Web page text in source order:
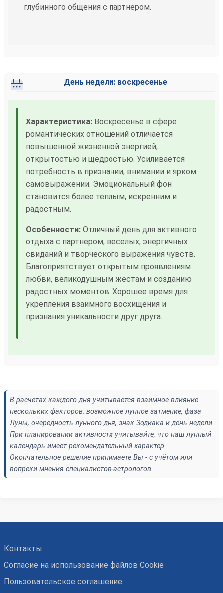
глубинного общения с партнером.
День недели: воскресенье
Характеристика: Воскресенье в сфере
романтических отношений отличается
повышенной жизненной энергией,
открытостью и щедростью. Усиливается
потребность в признании, внимании и ярком
самовыражении. Эмоциональный фон
становится более теплым, искренним и
радостным.
Особенности: Отличный день для активного
отдыха с партнером, веселых, энергичных
свиданий и творческого выражения чувств.
Благоприятствует открытым проявлениям
любви, великодушным жестам и созданию
радостных моментов. Хорошее время для
укрепления взаимного восхищения и
признания уникальности друг друга.
В расчётах каждого дня учитывается взаимное влияние
нескольких факторов: возможное лунное затмение, фаза
Луны, очерёдность лунного дня, знак Зодиака и день недели.
При планировании активности учитывайте, что наш лунный
календарь имеет рекомендательный характер.
Окончательное решение принимаете Вы - с учётом или
вопреки мнения специалистов-астрологов.
Контакты
Согласие на использование файлов Cookie
Пользовательское соглашение